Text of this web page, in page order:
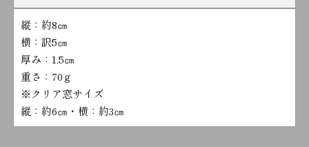
縦：約8㎝
横：訳5㎝
厚み：1.5㎝
重さ：70ｇ
※クリア窓サイズ
縦：約6㎝・横：約3㎝